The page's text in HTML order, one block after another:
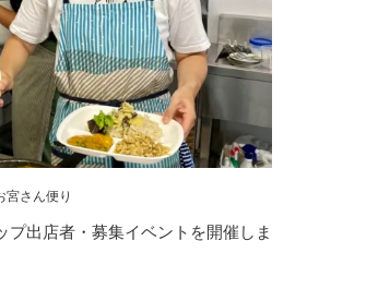
宮さん便り
プ出店者・募集イベントを開催しま